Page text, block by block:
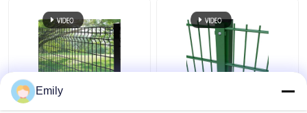
বর্গাকার পোস্ট সহ
Emily